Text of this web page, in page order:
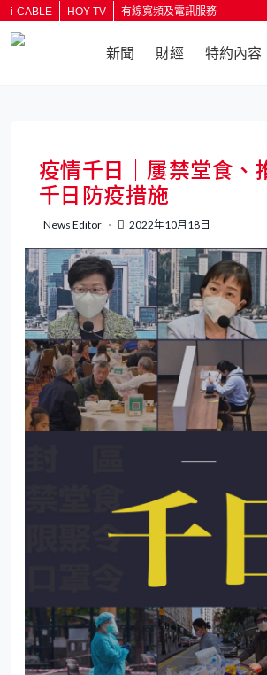
i-CABLE HOY TV 有線寬頻及電訊服務
新聞 財經 特約內容
疫情千日｜屢禁堂食
千日防疫措施
News Editor 2022年10月18日